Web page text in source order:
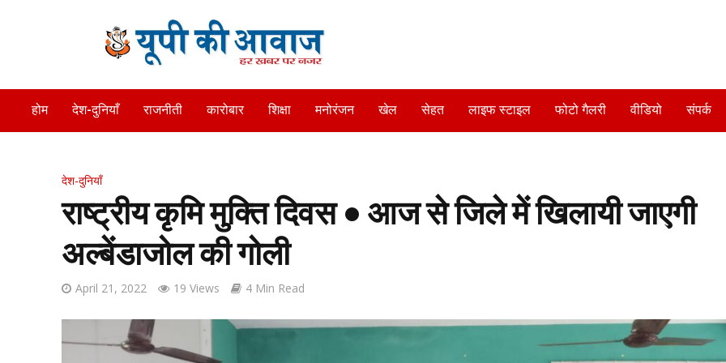
होम देश-दुनियाँ राजनीती कारोबार शिक्षा मनोरंजन खेल सेहत लाइफ स्टाइल फोटो गैलरी वीडियो संपर्क
देश-दुनियाँ
राष्ट्रीय कृमि मुक्ति दिवस • आज से जिले में खिलायी जाएगी
अल्बेंडाजोल की गोली
April 21, 2022 19 Views 4 Min Read